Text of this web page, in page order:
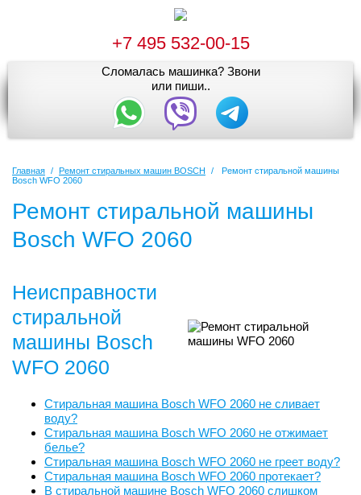
+7 495 532-00-15
Сломалась машинка? Звони
или пиши..
Главная / Ремонт стиральных машин BOSCH /
Ремонт стиральной машины
Bosch WFO 2060
Ремонт стиральной машины
Bosch WFO 2060
Неисправности
стиральной
машины Bosch
WFO 2060
Стиральная машина Bosch WFO 2060 не сливает
воду?
Стиральная машина Bosch WFO 2060 не отжимает
белье?
Стиральная машина Bosch WFO 2060 не греет воду?
Стиральная машина Bosch WFO 2060 протекает?
В стиральной машине Bosch WFO 2060 слишком